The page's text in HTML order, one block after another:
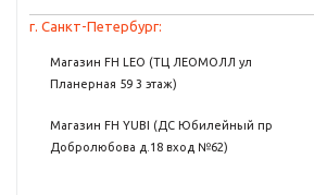
г. Санкт-Петербург:
Магазин FH LEO (ТЦ ЛЕОМОЛЛ ул
Планерная 59 3 этаж)
Магазин FH YUBI (ДС Юбилейный пр
Добролюбова д.18 вход №62)